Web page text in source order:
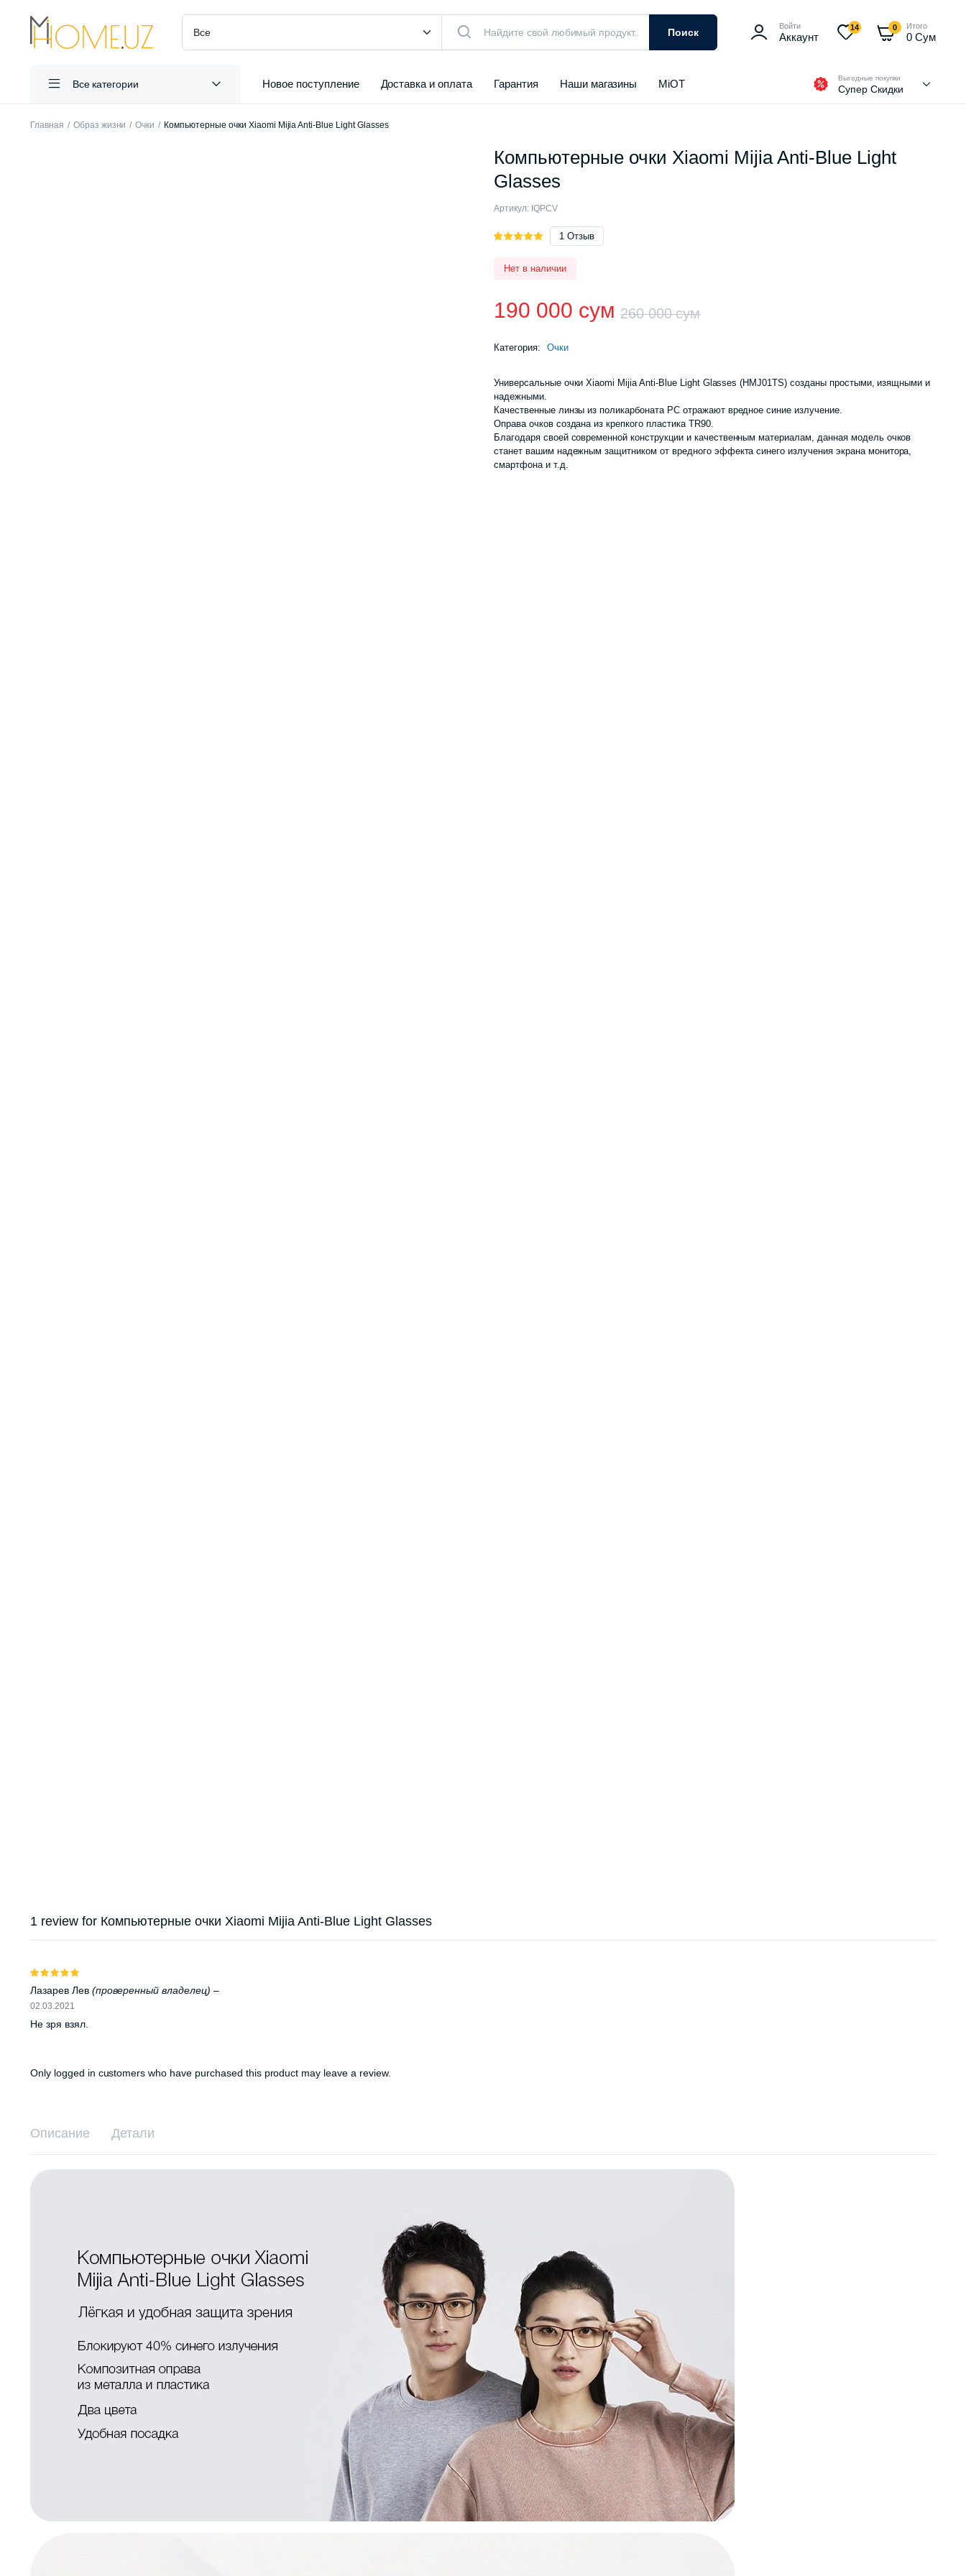
Поиск
Войти
Аккаунт
14 0 Итого
0Сум
Все категории Новое поступление Доставка и оплата Гарантия Наши магазины MiOT Выгодные покупки
Супер Скидки
Главная Образ жизни Очки Компьютерные очки Xiaomi Mijia Anti-Blue Light Glasses
Компьютерные очки Xiaomi Mijia Anti-Blue Light
Glasses
Артикул: IQPCV
Рейтинг
на основе
1Отзыв
Нет в наличии
260 000сум
цена
составляла
260
190 000 сум
цена:
190
000 сум.
Категория: Очки
Универсальные очки Xiaomi Mijia Anti-Blue Light Glasses (HMJ01TS) созданы простыми, изящными и
надежными.
Качественные линзы из поликарбоната РС отражают вредное синие излучение.
Оправа очков создана из крепкого пластика TR90.
Благодаря своей современной конструкции и качественным материалам, данная модель очков
станет вашим надежным защитником от вредного эффекта синего излучения экрана монитора,
смартфона и т.д.
1 review for Компьютерные очки Xiaomi Mijia Anti-Blue Light Glasses
5из 5
Лазарев Лев (проверенный владелец) –
02.03.2021
Не зря взял.
Only logged in customers who have purchased this product may leave a review.
Описание Детали